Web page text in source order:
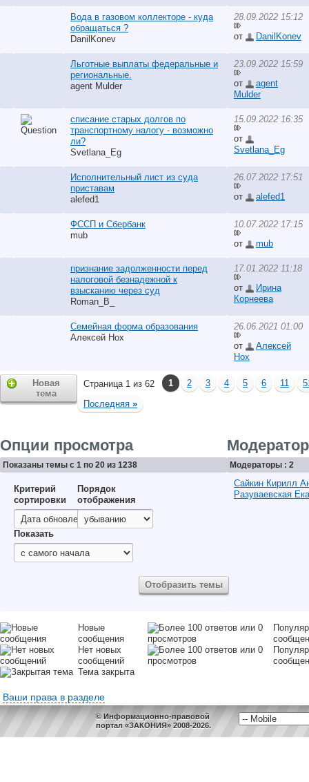
Вода в газовом коллекторе - куда
обращаться ?
DanilKonev
28.09.2022 15:12
от
DanilKonev
Льготные выплаты федеральные и
региональные.
agent Mulder
23.09.2022 15:59
от
agent
Mulder
списание старых долгов по
транспортному налогу - возможно
ли?
Svetlana_Eg
15.09.2022 16:35
от
Svetlana_Eg
Исполнительный лист из суда
приставам
alefed1
26.07.2022 17:51
от
alefed1
ФССП и Сбербанк
mub
10.07.2022 17:15
от
mub
признание задолженности перед
налоговой безнадежной к
взысканию через суд
Roman_B_
17.01.2022 11:18
от
Ирина
Корнеева
Семейная форма образования
Алексей Нох
26.06.2021 01:00
от
Алексей
Нох
Новая
тема
Страница 1 из 62 1 2 3 4 5 6 11
Последняя »
Опции просмотра
Показаны темы с 1 по 20 из 1238 Модераторы : 2
Критерий
сортировки
Порядок
отображения
Показать
Сайкин Кирилл
Разуваевская
Новые
сообщения
Нет новых
сообщений
Тема закрыта
Ваши права в разделе
© Информационно-правовой
портал «ЗАКОНИЯ» 2008-2026.